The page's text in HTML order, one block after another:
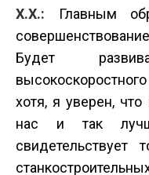
Х.Х.: Главным
Будет
хотя, я уверен,
нас и так
свидетельствует